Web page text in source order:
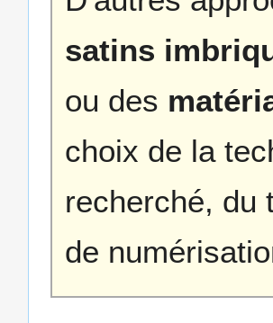
satins
ou des
choix de la
recherché, du
de